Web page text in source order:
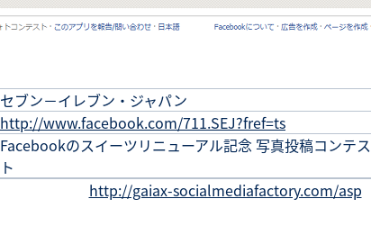
セブン－イレブン・ジャパン
http://www.facebook.com/711.SEJ?fref=ts
Facebookのスイーツリニューアル記念 写真投稿コンテス
ト
http://gaiax-socialmediafactory.com/asp